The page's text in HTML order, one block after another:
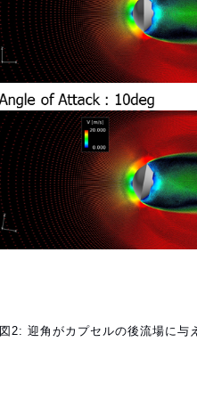
図2: 迎角がカプセルの後流場に与